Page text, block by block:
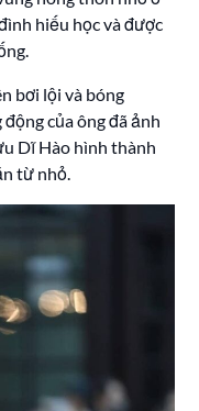
hiếu học và được
bơi lội và bóng
của ông đã ảnh
Dĩ Hào hình thành
từ nhỏ.